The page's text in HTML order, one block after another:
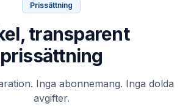
Prissättning
transparent
prissättning
Inga abonnemang. Inga dolda
avgifter.